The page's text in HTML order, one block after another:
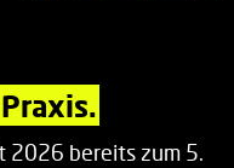
2026 bereits zum 5.